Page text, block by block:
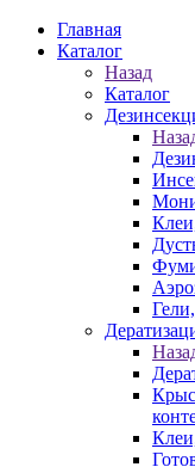
Главная
Каталог
Назад
Каталог